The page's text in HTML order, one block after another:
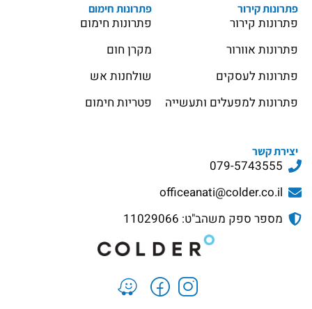
פתרונות קירור
פתרונות קירור
פתרונות אוורור
פתרונות לעסקים
פתרונות למפעלים ותעשייה
פתרונות חימום
פתרונות חימום
מקרן חום
שולחנות אש
פטריות חימום
יצירת קשר
079-5743555
officeanati@colder.co.il
מספר ספק משהב"ט: 11029066